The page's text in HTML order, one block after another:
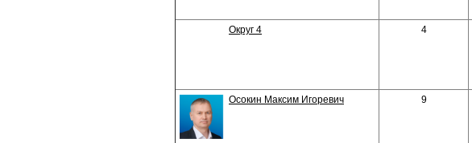
Округ 4 4
Осокин Максим Игоревич
9